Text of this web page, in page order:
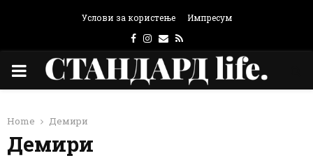
Услови за користење Импресум
Facebook
Instagram
Email
Rss
PRIMARY
Home Демири
Демири